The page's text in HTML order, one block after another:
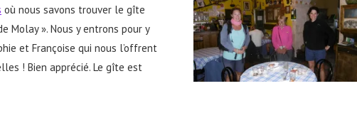
où nous savons trouver le gîte
Molay ». Nous y entrons pour y
et Françoise qui nous l’offrent
! Bien apprécié. Le gîte est